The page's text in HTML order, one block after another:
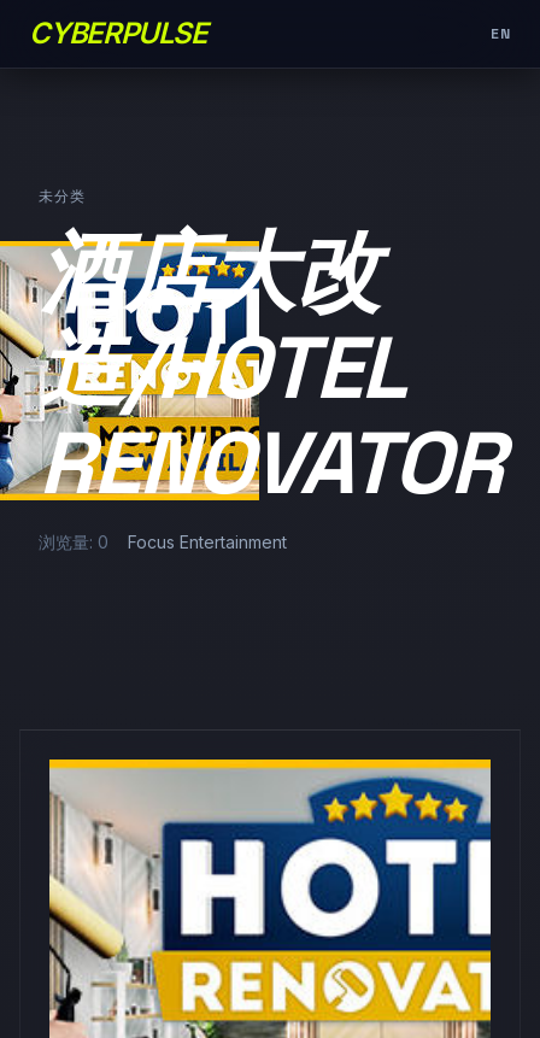
CYBERPULSE EN
未分类
酒店大改
造/HOTEL
RENOVATOR
浏览量: 0 Focus Entertainment